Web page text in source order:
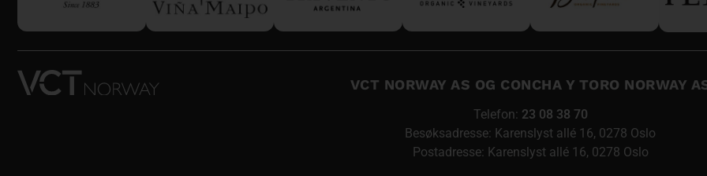
VCT NORWAY AS OG CONCHA Y TORO NORWAY
Telefon: 23 08 38 70
Besøksadresse: Karenslyst allé 16, 0278 Oslo
Postadresse: Karenslyst allé 16, 0278 Oslo